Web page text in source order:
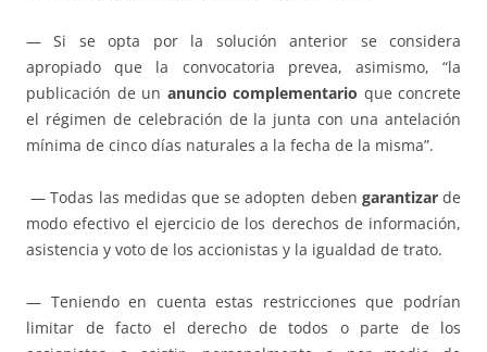
— Si se opta por la solución anterior se considera
apropiado que la convocatoria prevea, asimismo, “la
publicación de un anuncio complementario que concrete
el régimen de celebración de la junta con una antelación
mínima de cinco días naturales a la fecha de la misma”.
— Todas las medidas que se adopten deben garantizarde
modo efectivo el ejercicio de los derechos de información,
asistencia y voto de los accionistas y la igualdad de trato.
— Teniendo en cuenta estas restricciones que podrían
limitar de facto el derecho de todos o parte de los